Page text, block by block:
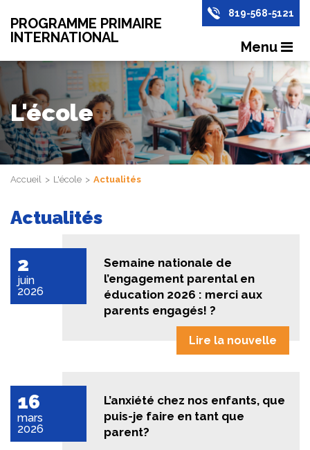
PROGRAMME PRIMAIRE
INTERNATIONAL
819-568-5121
Menu
L'école
Accueil L'école Actualités
Actualités
2
juin
2026
Semaine nationale de
l’engagement parental en
éducation 2026 : merci aux
parents engagés! ?
Lire la nouvelle
16
mars
2026
L’anxiété chez nos enfants, que
puis-je faire en tant que
parent?